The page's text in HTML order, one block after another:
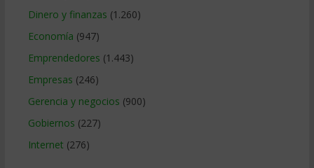
Dinero y finanzas (1.260)
Economía (947)
Emprendedores (1.443)
Empresas (246)
Gerencia y negocios (900)
Gobiernos (227)
Internet (276)